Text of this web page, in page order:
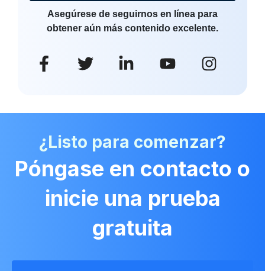
Asegúrese de seguirnos en línea para
obtener aún más contenido excelente.
¿Listo para comenzar?
Póngase en contacto o
inicie una prueba
gratuita